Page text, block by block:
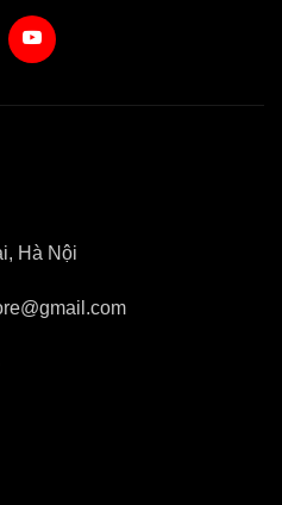
Hà Nội